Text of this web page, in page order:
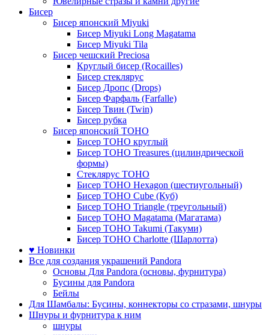
Бисер
Бисер японский Miyuki
Бисер Miyuki Long Magatama
Бисер Miyuki Tila
Бисер чешский Preciosa
Круглый бисер (Rocailles)
Бисер стеклярус
Бисер Дропс (Drops)
Бисер Фарфаль (Farfalle)
Бисер Твин (Twin)
Бисер рубка
Бисер японский TOHO
Бисер TOHO круглый
Бисер TOHO Treasures (цилиндрической
формы)
Стеклярус TOHO
Бисер TOHO Hexagon (шестиугольный)
Бисер TOHO Cube (Куб)
Бисер TOHO Triangle (треугольный)
Бисер TOHO Magatama (Магатама)
Бисер TOHO Takumi (Такуми)
Бисер TOHO Charlotte (Шарлотта)
♥ Новинки
Все для создания украшений Pandora
Основы Для Pandora (основы, фурнитура)
Бусины для Pandora
Бейлы
Для Шамбалы: Бусины, коннекторы со стразами, шнуры
Шнуры и фурнитура к ним
шнуры